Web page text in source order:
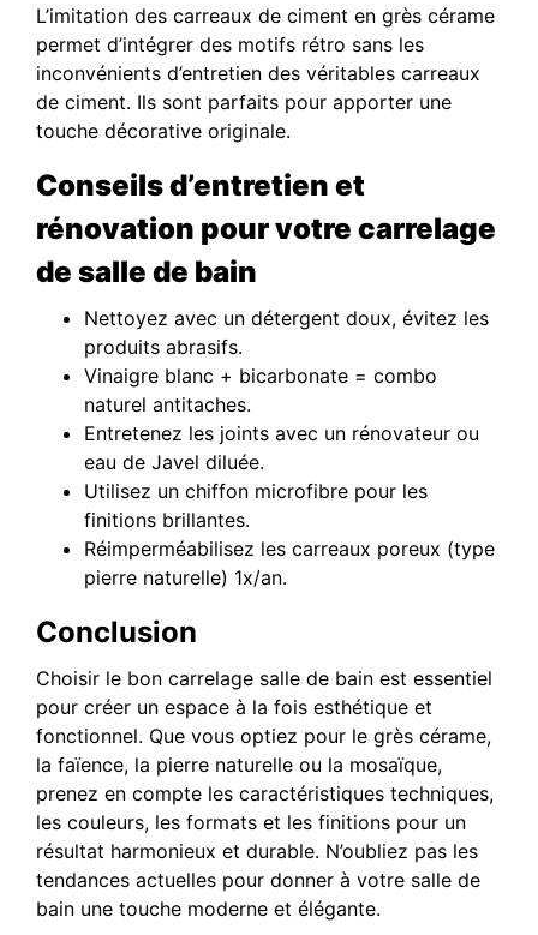
L’imitation des carreaux de ciment en grès cérame
permet d’intégrer des motifs rétro sans les
inconvénients d’entretien des véritables carreaux
de ciment. Ils sont parfaits pour apporter une
touche décorative originale.
Conseils d’entretien et
rénovation pour votre carrelage
de salle de bain
Nettoyez avec un détergent doux, évitez les
produits abrasifs.
Vinaigre blanc + bicarbonate = combo
naturel antitaches.
Entretenez les joints avec un rénovateur ou
eau de Javel diluée.
Utilisez un chiffon microfibre pour les
finitions brillantes.
Réimperméabilisez les carreaux poreux (type
pierre naturelle) 1x/an.
Conclusion
Choisir le bon carrelage salle de bain est essentiel
pour créer un espace à la fois esthétique et
fonctionnel. Que vous optiez pour le grès cérame,
la faïence, la pierre naturelle ou la mosaïque,
prenez en compte les caractéristiques techniques,
les couleurs, les formats et les finitions pour un
résultat harmonieux et durable. N’oubliez pas les
tendances actuelles pour donner à votre salle de
bain une touche moderne et élégante.